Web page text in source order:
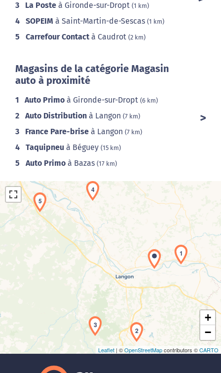
3 La Poste à Gironde-sur-Dropt (1 km)
4 SOPEIM à Saint-Martin-de-Sescas (1 km)
5 Carrefour Contact à Caudrot (2 km)
Magasins de la catégorie Magasin
auto à proximité
1 Auto Primo à Gironde-sur-Dropt (6 km)
2 Auto Distribution à Langon (7 km)
3 France Pare-brise à Langon (7 km)
4 Taquipneu à Béguey (15 km)
5 Auto Primo à Bazas (17 km)
Chargement de la carte en cours...
1
2
3
4
5
+
−
Leaflet | ©OpenStreetMapcontributors ©CARTO